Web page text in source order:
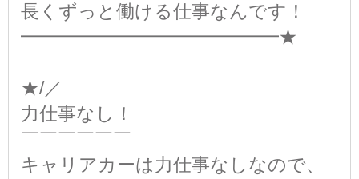
長くずっと働ける仕事なんです！
━━━━━━━━━━━━━━★
★/／
力仕事なし！
￣￣￣￣￣￣
キャリアカーは力仕事なしなので、